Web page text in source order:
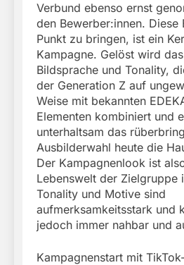
Verbund ebenso ernst
den Bewerber:innen. Diese
Punkt zu bringen, ist ein
Kampagne. Gelöst wird
Bildsprache und Tonality,
der Generation Z auf
Weise mit bekannten
Elementen kombiniert und
unterhaltsam das
Ausbilderwahl heute die
Der Kampagnenlook ist
Lebenswelt der Zielgruppe
Tonality und Motive sind
aufmerksamkeitsstark und
jedoch immer nahbar und
Kampagnenstart mit